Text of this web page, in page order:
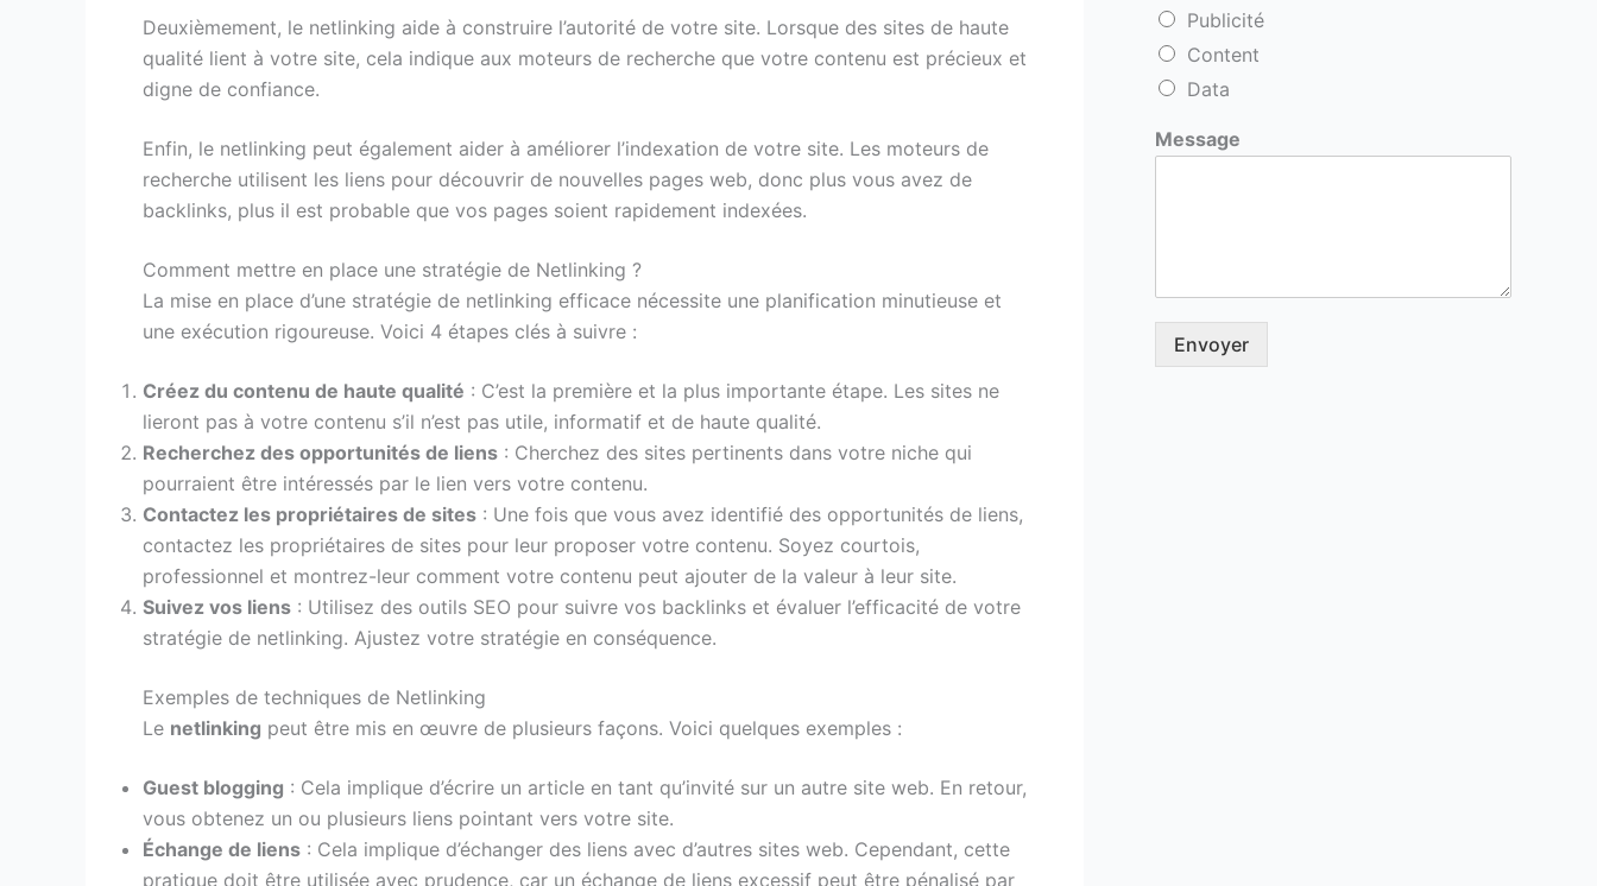
Deuxièmement, le netlinking aide à construire l’autorité de votre site. Lorsque des sites de haute
qualité lient à votre site, cela indique aux moteurs de recherche que votre contenu est précieux et
digne de confiance.
Enfin, le netlinking peut également aider à améliorer l’indexation de votre site. Les moteurs de
recherche utilisent les liens pour découvrir de nouvelles pages web, donc plus vous avez de
backlinks, plus il est probable que vos pages soient rapidement indexées.
Comment mettre en place une stratégie de Netlinking ?
La mise en place d’une stratégie de netlinking efficace nécessite une planification minutieuse et
une exécution rigoureuse. Voici 4 étapes clés à suivre :
Créez du contenu de haute qualité : C’est la première et la plus importante étape. Les sites ne
lieront pas à votre contenu s’il n’est pas utile, informatif et de haute qualité.
Recherchez des opportunités de liens : Cherchez des sites pertinents dans votre niche qui
pourraient être intéressés par le lien vers votre contenu.
Contactez les propriétaires de sites : Une fois que vous avez identifié des opportunités de liens,
contactez les propriétaires de sites pour leur proposer votre contenu. Soyez courtois,
professionnel et montrez-leur comment votre contenu peut ajouter de la valeur à leur site.
Suivez vos liens : Utilisez des outils SEO pour suivre vos backlinks et évaluer l’efficacité de votre
stratégie de netlinking. Ajustez votre stratégie en conséquence.
Exemples de techniques de Netlinking
Le netlinking peut être mis en œuvre de plusieurs façons. Voici quelques exemples :
Guest blogging : Cela implique d’écrire un article en tant qu’invité sur un autre site web. En retour,
vous obtenez un ou plusieurs liens pointant vers votre site.
Échange de liens : Cela implique d’échanger des liens avec d’autres sites web. Cependant, cette
pratique doit être utilisée avec prudence, car un échange de liens excessif peut être pénalisé par
Publicité
Content
Data
Message
Envoyer